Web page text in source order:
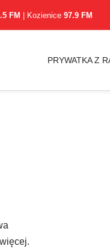
FM | Kozienice 97.9 FM
PRYWATKA Z